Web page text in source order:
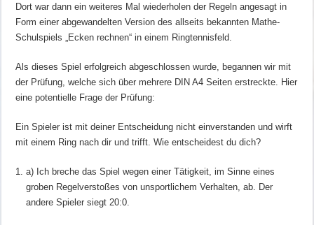
Dort war dann ein weiteres Mal wiederholen der Regeln angesagt in
Form einer abgewandelten Version des allseits bekannten Mathe-
Schulspiels „Ecken rechnen“ in einem Ringtennisfeld.
Als dieses Spiel erfolgreich abgeschlossen wurde, begannen wir mit
der Prüfung, welche sich über mehrere DIN A4 Seiten erstreckte. Hier
eine potentielle Frage der Prüfung:
Ein Spieler ist mit deiner Entscheidung nicht einverstanden und wirft
mit einem Ring nach dir und trifft. Wie entscheidest du dich?
a) Ich breche das Spiel wegen einer Tätigkeit, im Sinne eines
groben Regelverstoßes von unsportlichem Verhalten, ab. Der
andere Spieler siegt 20:0.